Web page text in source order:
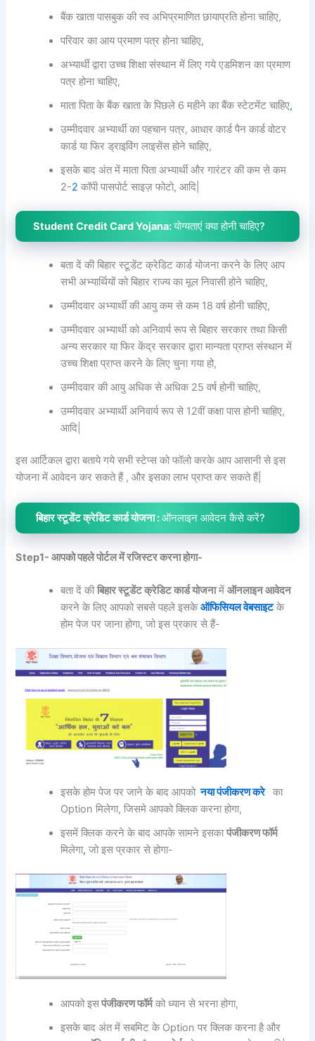
बैंक खाता पासबुक की स्व अभिप्रमाणित छायाप्रति होना चाहिए,
परिवार का आय प्रमाण पत्र होना चाहिए,
अभ्यार्थी द्वारा उच्च शिक्षा संस्थान में लिए गये एडमिशन का प्रमाण
पत्र होना चाहिए,
माता पिता के बैंक खाता के पिछले 6 महीने का बैंक स्टेटमेंट चाहिए,
उम्मीदवार अभ्यार्थी का पहचान पत्र, आधार कार्ड पैन कार्ड वोटर
कार्ड या फिर ड्राइविंग लाइसेंस होने चाहिए,
इसके बाद अंत में माता पिता अभ्यार्थी और गारंटर की कम से कम
2-2 कॉपी पासपोर्ट साइज़ फोटो, आदि|
Student Credit Card Yojana:योग्यताएं क्या होनी चाहिए?
बता दें की बिहार स्टूडेंट क्रेडिट कार्ड योजना करने के लिए आप
सभी अभ्यार्थियों को बिहार राज्य का मूल निवासी होने चाहिए,
उम्मीदवार अभ्यार्थी की आयु कम से कम 18 वर्ष होनी चाहिए,
उम्मीदवार अभ्यार्थी को अनिवार्य रूप से बिहार सरकार तथा किसी
अन्य सरकार या फिर केंद्र सरकार द्वारा मान्यता प्राप्त संस्थान में
उच्च शिक्षा प्राप्त करने के लिए चुना गया हो,
उम्मीदवार की आयु अधिक से अधिक 25 वर्ष होनी चाहिए,
उम्मीदवार अभ्यार्थी अनिवार्य रूप से 12वीं कक्षा पास होनी चाहिए,
आदि|
इस आर्टिकल द्वारा बताये गये सभी स्टेप्स को फॉलो करके आप आसानी से इस
योजना में आवेदन कर सकते हैं , और इसका लाभ प्राप्त कर सकते हैं|
बिहार स्टूडेंट क्रेडिट कार्ड योजना :ऑनलाइन आवेदन कैसे करें?
Step1- आपको पहले पोर्टल में रजिस्टर करना होगा-
बता दें कीबिहार स्टूडेंट क्रेडिट कार्ड योजनामेंऑनलाइन आवेदन
करने के लिए आपको सबसे पहले इसकेऑफिसियल वेबसाइटके
होम पेज पर जाना होगा, जो इस प्रकार से हैं-
इसके होम पेज पर जाने के बाद आपको नया पंजीकरण करे का
Option मिलेगा, जिसमे आपको क्लिक करना होगा,
इसमें क्लिक करने के बाद आपके सामने इसकापंजीकरण फॉर्म
मिलेगा, जो इस प्रकार से होगा-
आपको इसपंजीकरण फॉर्मको ध्यान से भरना होगा,
इसके बाद अंत में सबमिट के Option पर क्लिक करना है और